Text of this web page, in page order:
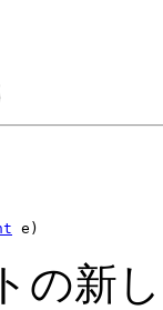
e)
の新